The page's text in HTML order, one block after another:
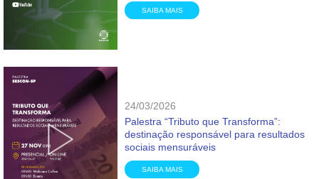
SAIBA MAIS
24/03/2026
Palestra “Tributo que Transforma”:
destinação responsável para resultados
sociais mensuráveis
SAIBA MAIS